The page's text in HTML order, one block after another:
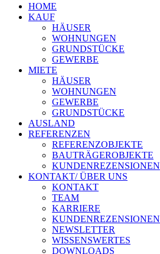
HOME
KAUF
HÄUSER
WOHNUNGEN
GRUNDSTÜCKE
GEWERBE
MIETE
HÄUSER
WOHNUNGEN
GEWERBE
GRUNDSTÜCKE
AUSLAND
REFERENZEN
REFERENZOBJEKTE
BAUTRÄGEROBJEKTE
KUNDENREZENSIONEN
KONTAKT/ ÜBER UNS
KONTAKT
TEAM
KARRIERE
KUNDENREZENSIONEN
NEWSLETTER
WISSENSWERTES
DOWNLOADS